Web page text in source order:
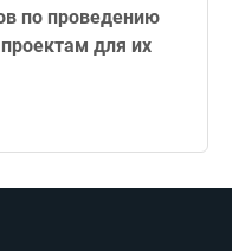
по проведению
для их